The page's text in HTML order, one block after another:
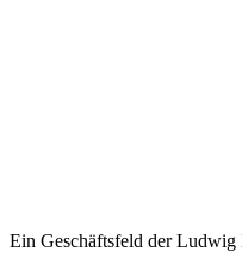
Ein Geschäftsfeld der